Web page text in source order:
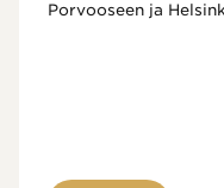
Porvooseen ja